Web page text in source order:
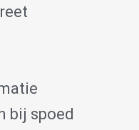
bij spoed